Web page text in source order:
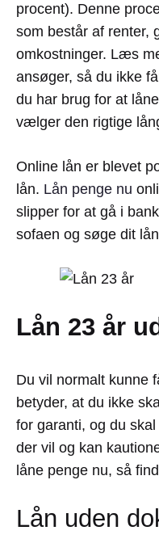
procent). Denne pro
som består af renter,
omkostninger. Læs
ansøger, så du ikke få
du har brug for at åne
væ ger den rigtige å
Online lån er blevet
lån. Lån penge nu
slipper for at gå i
sofaen og søge dit
Lån 23 år
Du vil normalt kunne
betyder, at du ikke
for garanti, og du
der vil og kan
låne penge nu, så
Lån uden